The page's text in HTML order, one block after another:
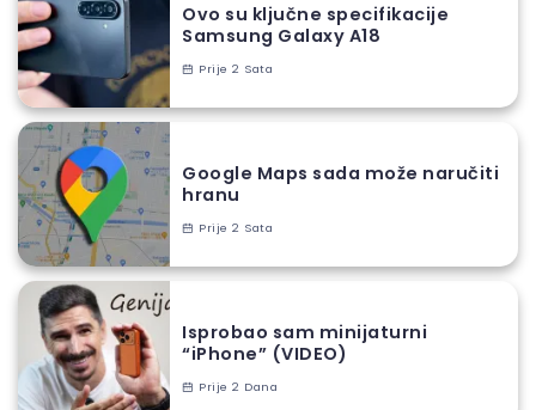
Ovo su ključne specifikacije
Samsung Galaxy A18
Prije 2 Sata
Google Maps sada može naručiti
hranu
Prije 2 Sata
Isprobao sam minijaturni
“iPhone” (VIDEO)
Prije 2 Dana